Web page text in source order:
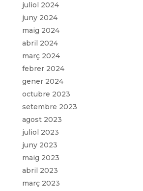
juliol 2024
juny 2024
maig 2024
abril 2024
març 2024
febrer 2024
gener 2024
octubre 2023
setembre 2023
agost 2023
juliol 2023
juny 2023
maig 2023
abril 2023
març 2023